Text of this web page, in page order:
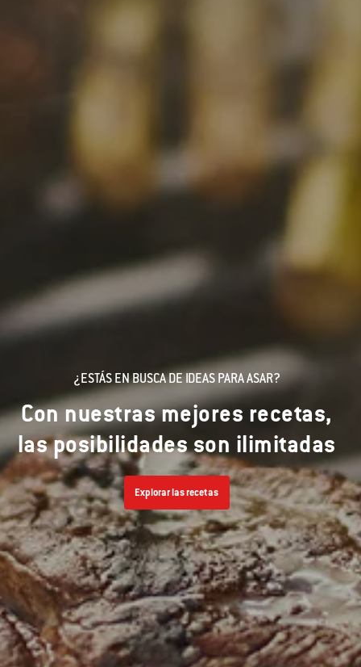
¿ESTÁS EN BUSCA DE IDEAS PARA ASAR?
Con nuestras mejores recetas,
las posibilidades son ilimitadas
Explorar las recetas